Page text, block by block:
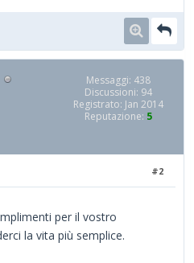
Messaggi: 438
Discussioni: 94
Registrato: Jan 2014
Reputazione: 5
#2
per il vostro
la vita più semplice.